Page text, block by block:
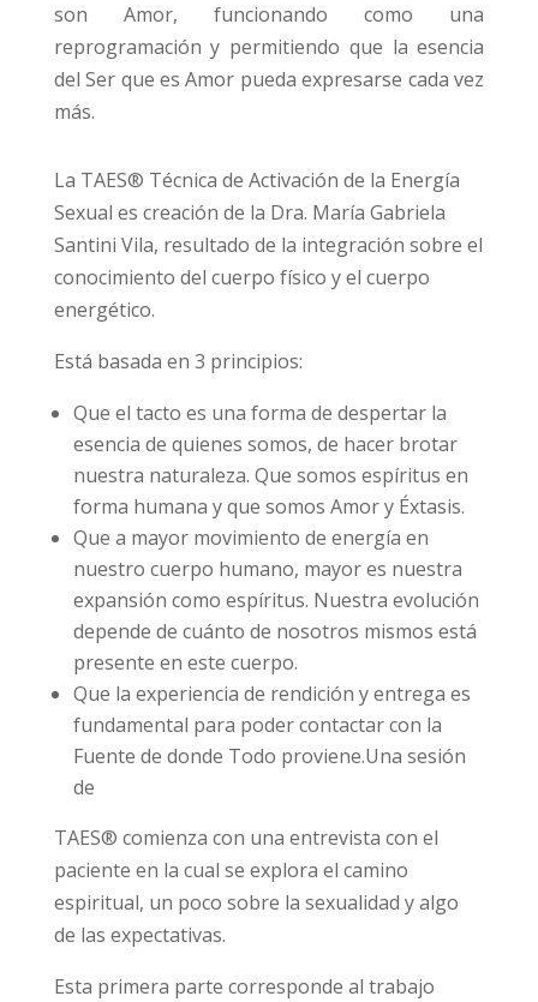
son Amor, funcionando como una
reprogramación y permitiendo que la esencia
del Ser que es Amor pueda expresarse cada vez
más.
La TAES® Técnica de Activación de la Energía
Sexual es creación de la Dra. María Gabriela
Santini Vila, resultado de la integración sobre el
conocimiento del cuerpo físico y el cuerpo
energético.
Está basada en 3 principios:
Que el tacto es una forma de despertar la
esencia de quienes somos, de hacer brotar
nuestra naturaleza. Que somos espíritus en
forma humana y que somos Amor y Éxtasis.
Que a mayor movimiento de energía en
nuestro cuerpo humano, mayor es nuestra
expansión como espíritus. Nuestra evolución
depende de cuánto de nosotros mismos está
presente en este cuerpo.
Que la experiencia de rendición y entrega es
fundamental para poder contactar con la
Fuente de donde Todo proviene.Una sesión
de
TAES® comienza con una entrevista con el
paciente en la cual se explora el camino
espiritual, un poco sobre la sexualidad y algo
de las expectativas.
Esta primera parte corresponde al trabajo